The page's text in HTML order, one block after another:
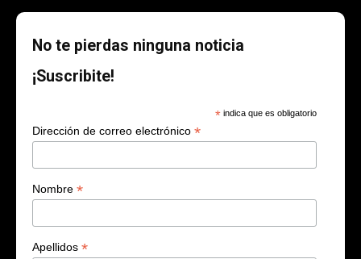
No te pierdas ninguna noticia
¡Suscribite!
* indica que es obligatorio
Dirección de correo electrónico *
Nombre *
Apellidos *